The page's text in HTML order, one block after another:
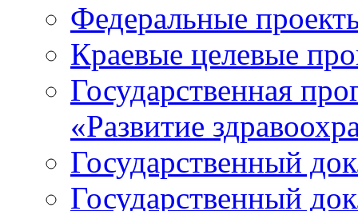
Федеральные
Краевые целевые
Государственная
«Развитие
Государственный
Государственный